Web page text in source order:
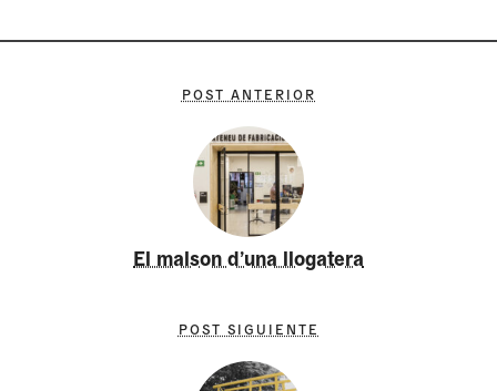
POST ANTERIOR
El malson d’una llogatera
POST SIGUIENTE